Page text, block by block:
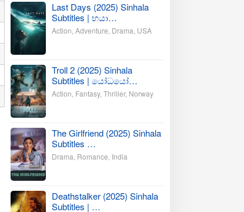
Last Days (2025) Sinhala
Subtitles | භයා…
Action Adventure Drama USA
Troll 2 (2025) Sinhala
Subtitles | යෝධයෝ…
Action Fantasy, Thriller, Norway
The Girlfriend (2025) Sinhala
Subtitles …
Drama Romance India
Deathstalker (2025) Sinhala
Subtitles | …